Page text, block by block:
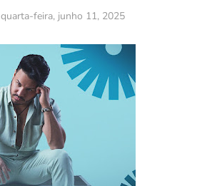
quarta-feira, junho 11, 2025